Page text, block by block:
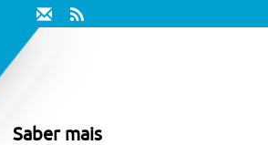
Saber mais